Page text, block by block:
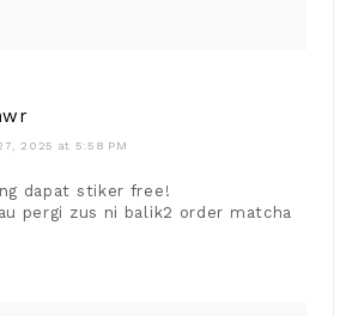
2025 at 5:58 PM
dapat stiker free!
pergi zus ni balik2 order matcha